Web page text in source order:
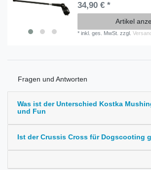
34,90 € *
Artikel
*inkl. ges. MwSt. zzgl.
Fragen und Antworten
Was ist der Unterschied Kostka
und Fun
Ist der Crussis Cross für Dogscooting